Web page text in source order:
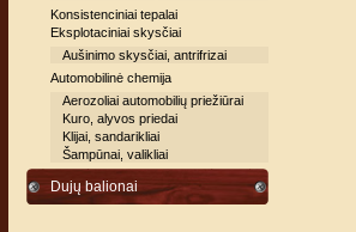
Konsistenciniai tepalai
Eksplotaciniai skysčiai
Aušinimo skysčiai, antrifrizai
Automobilinė chemija
Aerozoliai automobilių priežiūrai
Kuro, alyvos priedai
Klijai, sandarikliai
Šampūnai, valikliai
Dujų balionai